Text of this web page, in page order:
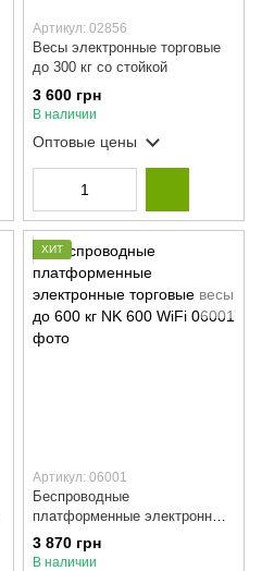
Артикул: 02856
Весы электронные торговые
до 300 кг со стойкой
3 600 грн
В наличии
Оптовые цены
ХИТ
Артикул: 06001
Беспроводные
платформенные электронные
торговые весы до 600 кг NK
600 WiFi
3 870 грн
В наличии